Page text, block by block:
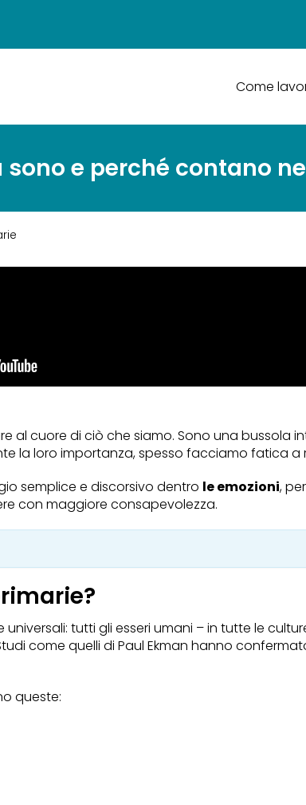
Come
sono e perché contano
al cuore di ciò che siamo. Sono una bussola
la loro importanza, spesso facciamo fatica
semplice e discorsivo dentro le emozioni,
con maggiore consapevolezza.
universali: tutti gli esseri umani – in tutte le
come quelli di Paul Ekman hanno
queste: